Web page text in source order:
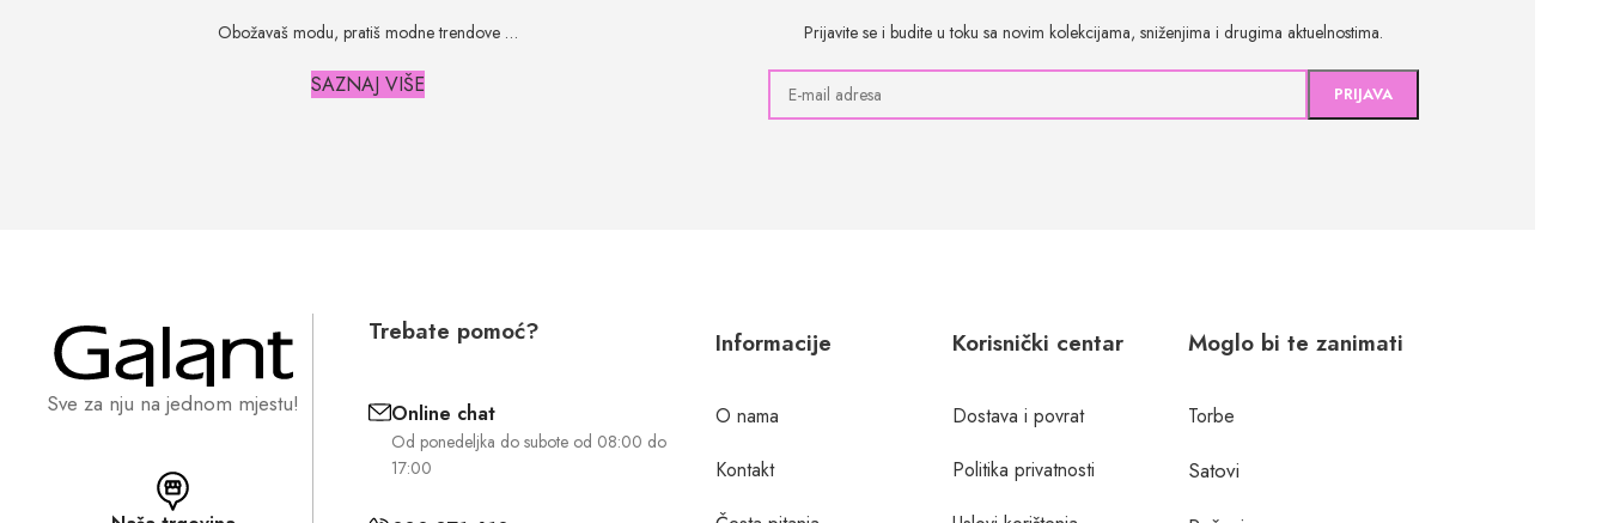
Obožavaš modu, pratiš modne trendove …
SAZNAJ VIŠE
Prijavite se i budite u toku sa novim kolekcijama, sniženjima i drugima aktuelnostima.
Sve za nju na jednom mjestu!
Trebate pomoć?
Online chat
Od ponedeljka do subote od 08:00 do
17:00
Informacije
O nama
Kontakt
Korisnički centar
Dostava i povrat
Politika privatnosti
Moglo bi te zanimati
Torbe
Satovi